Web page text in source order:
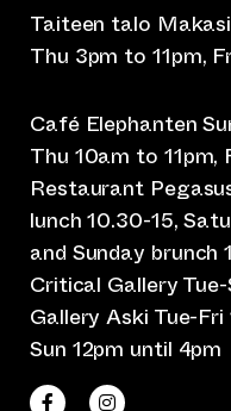
Taiteen talo
Thu 3pm to 11pm,
Café Elephanten
Thu 10am to
Restaurant
lunch 10.30-15,
and Sunday brunch
Critical Gallery
Gallery Aski Tue-
Sun 12pm until 4pm